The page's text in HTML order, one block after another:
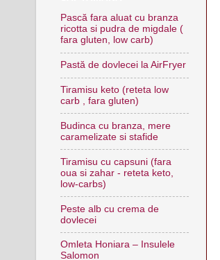
Pască fara aluat cu branza
ricotta si pudra de migdale (
fara gluten, low carb)
Pastă de dovlecei la AirFryer
Tiramisu keto (reteta low
carb , fara gluten)
Budinca cu branza, mere
caramelizate si stafide
Tiramisu cu capsuni (fara
oua si zahar - reteta keto,
low-carbs)
Peste alb cu crema de
dovlecei
Omleta Honiara – Insulele
Salomon